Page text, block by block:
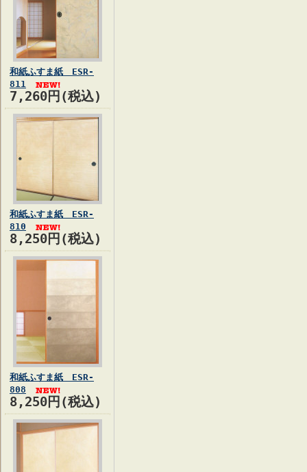
和紙ふすま紙 ESR-
811
7,260円(税込)
和紙ふすま紙 ESR-
810
8,250円(税込)
和紙ふすま紙 ESR-
808
8,250円(税込)